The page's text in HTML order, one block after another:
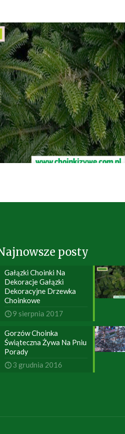
posty
Gałązki Choinki Na
Dekoracje Gałązki
Dekoracyjne Drzewka
Choinkowe
9 sierpnia 2017
Gorzów Choinka
Świąteczna Żywa Na Pniu
Porady
3 grudnia 2016